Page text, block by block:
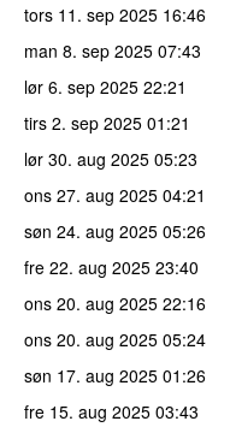
tors 11. sep 2025 16:46
man 8. sep 2025 07:43
lør 6. sep 2025 22:21
tirs 2. sep 2025 01:21
lør 30. aug 2025 05:23
ons 27. aug 2025 04:21
søn 24. aug 2025 05:26
fre 22. aug 2025 23:40
ons 20. aug 2025 22:16
ons 20. aug 2025 05:24
søn 17. aug 2025 01:26
fre 15. aug 2025 03:43